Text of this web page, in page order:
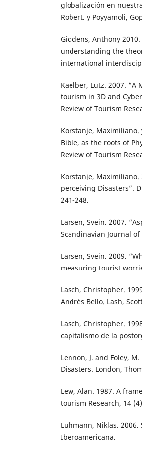
globalización en
Robert. y Poyyamoli,
Giddens, Anthony
understanding the
international
Kaelber, Lutz. 2007. “A
tourism in 3D and
Review of Tourism
Korstanje, Maximiliano.
Bible, as the roots of
Review of Tourism
Korstanje, Maximiliano.
perceiving Disasters”.
241-248.
Larsen, Svein. 2007.
Scandinavian Journal
Larsen, Svein. 2009.
measuring tourist
Lasch, Christopher.
Andrés Bello. Lash,
Lasch, Christopher.
capitalismo de la
Lennon, J. and Foley,
Disasters. London,
Lew, Alan. 1987. A
tourism Research, 14
Luhmann, Niklas. 2006.
Iberoamericana.